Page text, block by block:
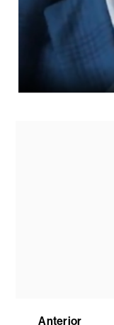
Anterior